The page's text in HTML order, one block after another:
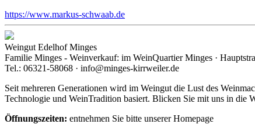
https://www.markus-schwaab.de
Weingut Edelhof Minges
Familie Minges - Weinverkauf: im WeinQuartier Minges ·
Tel.: 06321-58068 · info@minges-kirrweiler.de
Seit mehreren Generationen wird im Weingut die Lust des
Technologie und WeinTradition basiert. Blicken Sie mit uns in die
Öffnungszeiten: entnehmen Sie bitte unserer Homepage